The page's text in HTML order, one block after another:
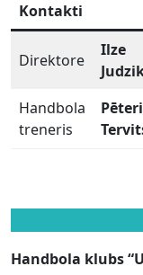
Kontakti
Direktore
Ilze
Handbola
treneris
Handbola klubs